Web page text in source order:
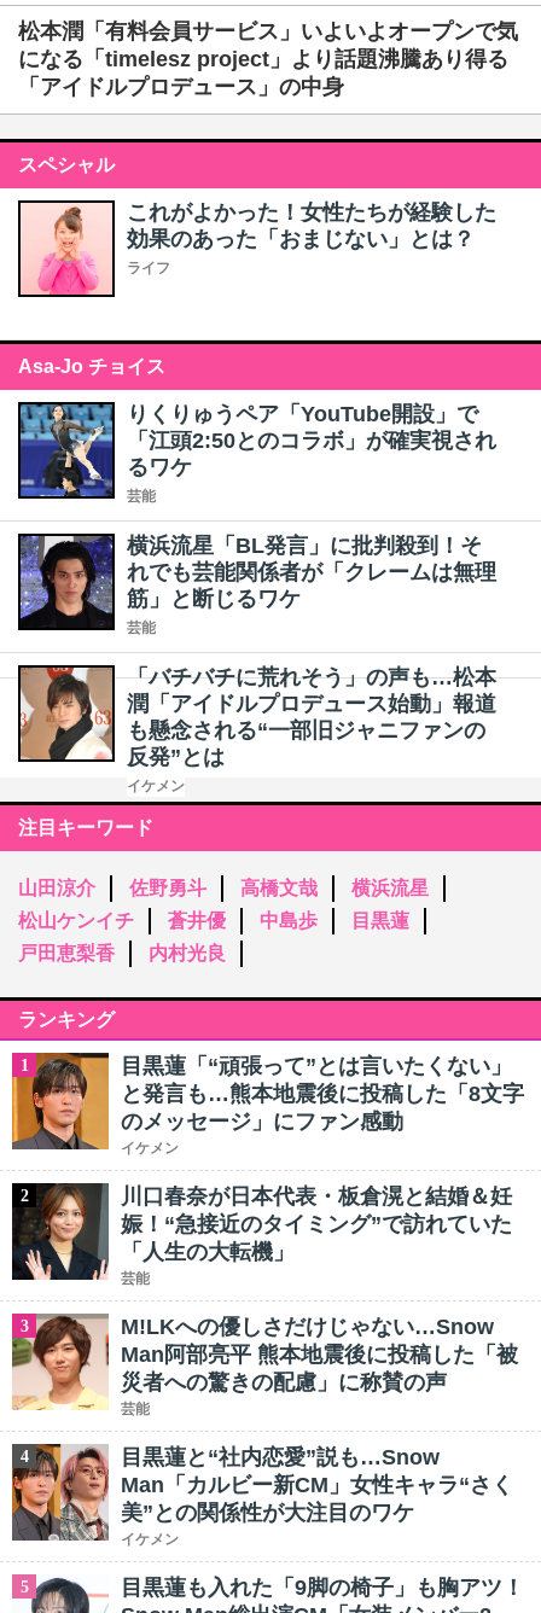
松本潤「有料会員サービス」いよいよオープンで気
になる「timelesz project」より話題沸騰あり得る
「アイドルプロデュース」の中身
スペシャル
これがよかった！女性たちが経験した
効果のあった「おまじない」とは？
ライフ
Asa-Jo チョイス
りくりゅうペア「YouTube開設」で
「江頭2:50とのコラボ」が確実視され
るワケ
芸能
横浜流星「BL発言」に批判殺到！そ
れでも芸能関係者が「クレームは無理
筋」と断じるワケ
芸能
「バチバチに荒れそう」の声も…松本
潤「アイドルプロデュース始動」報道
も懸念される“一部旧ジャニファンの
反発”とは
イケメン
注目キーワード
山田涼介 佐野勇斗 高橋文哉
横浜流星
松山ケンイチ
蒼井優 中島歩
目黒蓮
戸田恵梨香
内村光良
ランキング
1
目黒蓮「“頑張って”とは言いたくない」
と発言も…熊本地震後に投稿した「8文字
のメッセージ」にファン感動
イケメン
2
川口春奈が日本代表・板倉滉と結婚＆妊
娠！“急接近のタイミング”で訪れていた
「人生の大転機」
芸能
3
M!LKへの優しさだけじゃない…Snow
Man阿部亮平 熊本地震後に投稿した「被
災者への驚きの配慮」に称賛の声
芸能
4
目黒蓮と“社内恋愛”説も…Snow
Man「カルビー新CM」女性キャラ“さく
美”との関係性が大注目のワケ
イケメン
5
目黒蓮も入れた「9脚の椅子」も胸アツ！